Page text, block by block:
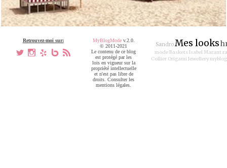
Retrouvez-moi sur:
a x h V ,
SandroMes looks
modeBaskets Isabel Marant
Collier Origami Jewellery
MyBlogModev.2.0.
© 2011-2021
Le contenu de ce blog
est protégé par les
lois en vigueur sur la
propriété intellectuelle
et n'est pas libre de
droits. Consulter les
mentions légales.